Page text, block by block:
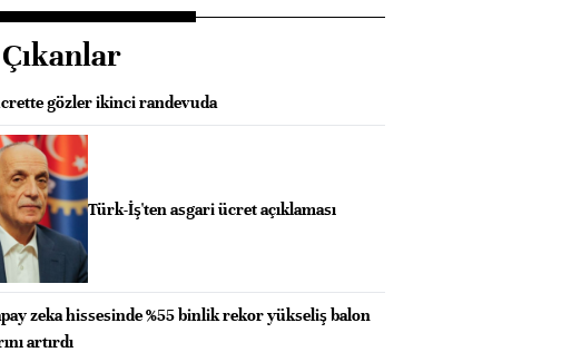
gözler ikinci randevuda
Türk-İş'ten asgari ücret açıklaması
zeka hissesinde %55 binlik rekor yükseliş balon
artırdı